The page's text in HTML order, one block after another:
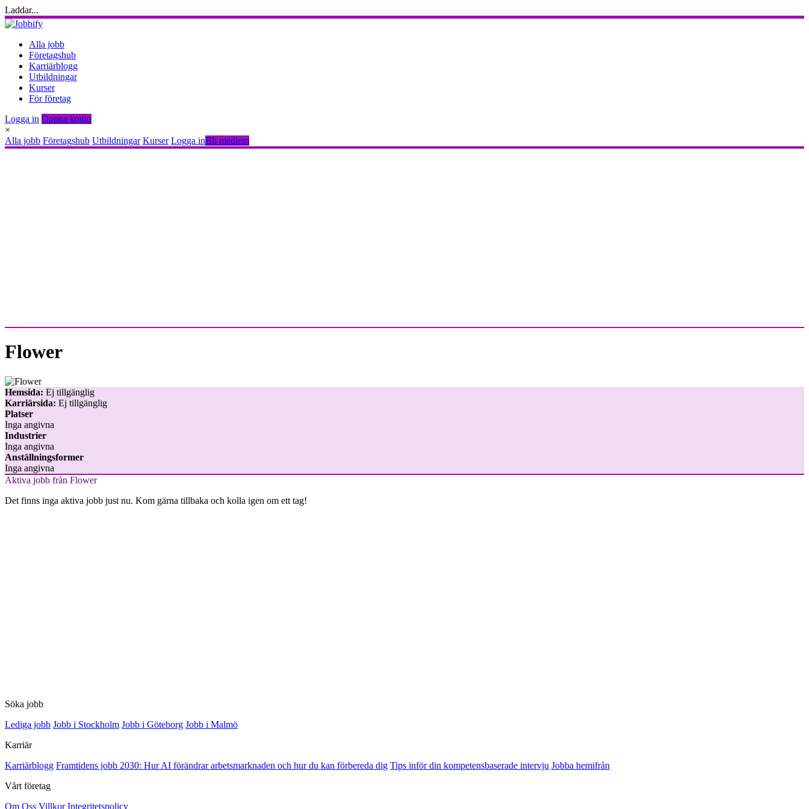
Laddar...
Alla jobb
Företagshub
Karriärblogg
Utbildningar
Kurser
För företag
Logga in Öppna konto
×
Alla jobb Företagshub Utbildningar Kurser Logga inBli medlem
Flower
Hemsida: Ej tillgänglig
Karriärsida: Ej tillgänglig
Platser
Inga angivna
Industrier
Inga angivna
Anställningsformer
Inga angivna
Aktiva jobb från Flower
Det finns inga aktiva jobb just nu. Kom gärna tillbaka och kolla igen om ett tag!
Söka jobb
Lediga jobb Jobb i Stockholm Jobb i Göteborg Jobb i Malmö
Karriär
Karriärblogg Framtidens jobb 2030: Hur AI förändrar arbetsmarknaden och hur du kan förbereda dig Tips inför din kompetensbaserade intervju Jobba hemifrån
Vårt företag
Om Oss Villkor Integritetspolicy